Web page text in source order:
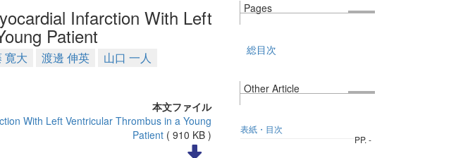
Infarction With Left
Patient
寛大 渡邊 伸英
山口 一人
本文ファイル
With Left Ventricular Thrombus in a Young
Patient (910 KB )
Pages
総目次
Other Article
表紙・目次
PP. -